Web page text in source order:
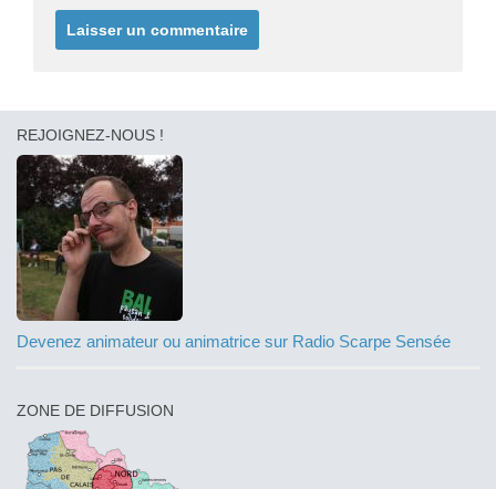
REJOIGNEZ-NOUS !
Devenez animateur ou animatrice sur Radio Scarpe Sensée
ZONE DE DIFFUSION